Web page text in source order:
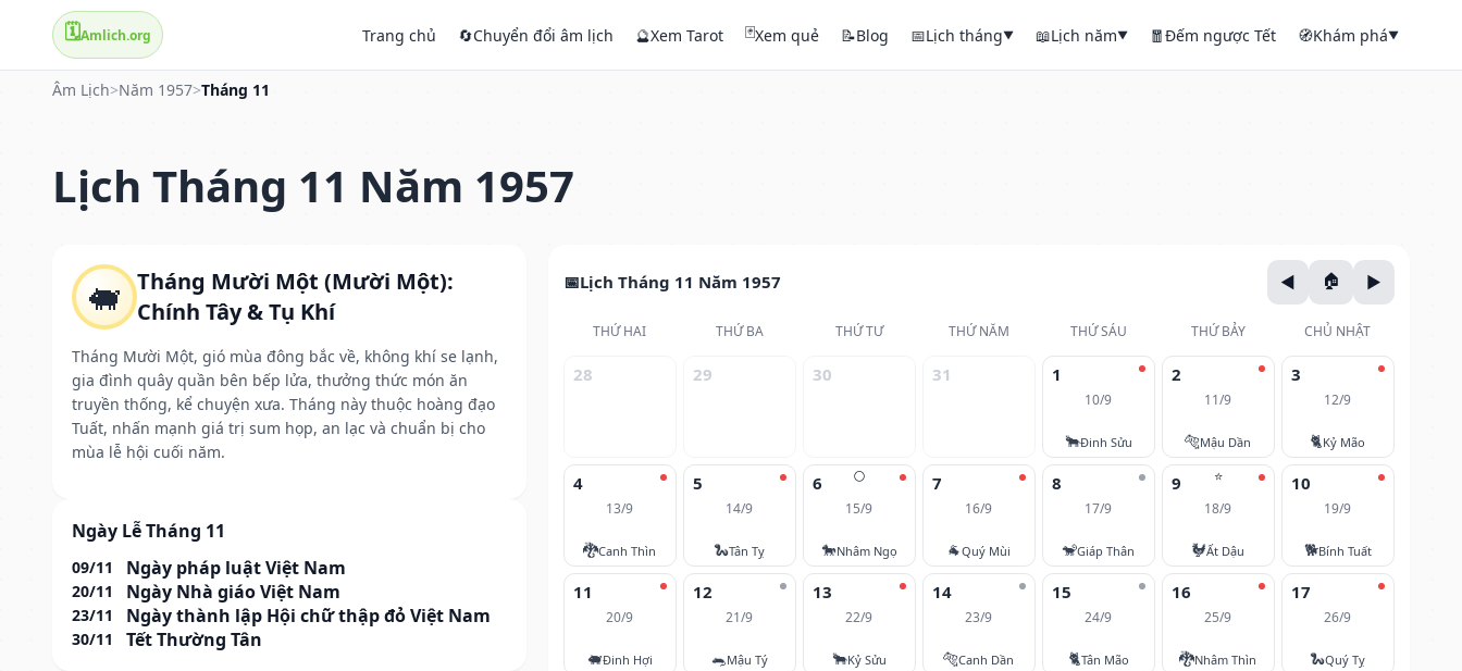
🗓️Amlich.org Trang chủ 🔄Chuyển đổi âm lịch 🔮Xem Tarot 🃏Xem quẻ 📝Blog 📅Lịch tháng▼ 📖Lịch năm▼ 🧧Đếm ngược Tết 🧭Khám phá▼
Âm Lịch>Năm 1957>Tháng 11
Lịch Tháng 11 Năm 1957
🐖 Tháng Mười Một (Mười Một):
Chính Tây & Tụ Khí
Tháng Mười Một, gió mùa đông bắc về, không khí se lạnh,
gia đình quây quần bên bếp lửa, thưởng thức món ăn
truyền thống, kể chuyện xưa. Tháng này thuộc hoàng đạo
Tuất, nhấn mạnh giá trị sum họp, an lạc và chuẩn bị cho
mùa lễ hội cuối năm.
Ngày Lễ Tháng 11
09/11 Ngày pháp luật Việt Nam
20/11 Ngày Nhà giáo Việt Nam
23/11 Ngày thành lập Hội chữ thập đỏ Việt Nam
30/11 Tết Thường Tân
Lịch Tháng 11 Năm 1957
THỨ HAI THỨ BA THỨ TƯ THỨ NĂM THỨ SÁU THỨ BẢY CHỦ NHẬT
28 29 30 31 1
10/9
🐂Đinh Sửu
2
11/9
🐅Mậu Dần
3
12/9
🐈Kỷ Mão
4
13/9
🐉Canh Thìn
5
14/9
🐍Tân Tỵ
🌕
6
15/9
🐎Nhâm Ngọ
7
16/9
🐐Quý Mùi
8
17/9
🐒Giáp Thân
⭐
9
18/9
🐓Ất Dậu
10
19/9
🐕Bính Tuất
11
20/9
🐖Đinh Hợi
12
21/9
🐀Mậu Tý
13
22/9
🐂Kỷ Sửu
14
23/9
🐅Canh Dần
15
24/9
🐈Tân Mão
16
25/9
🐉Nhâm Thìn
17
26/9
🐍Quý Tỵ